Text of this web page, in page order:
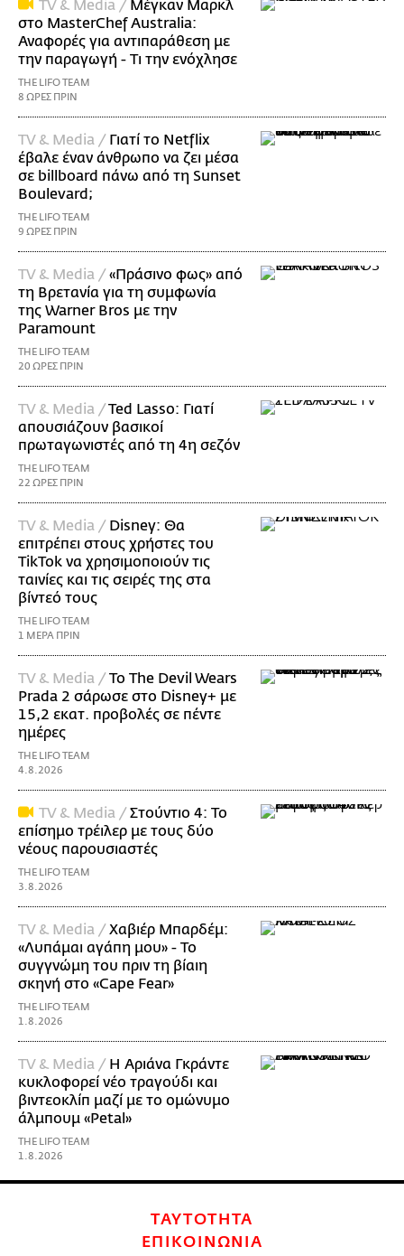
TV & Media / Μέγκαν Μαρκλ
στο MasterChef Australia:
Αναφορές για αντιπαράθεση με
την παραγωγή - Τι την ενόχλησε
THE LIFO TEAM
8 ΩΡΕΣ ΠΡΙΝ
TV & Media / Γιατί το Netflix
έβαλε έναν άνθρωπο να ζει μέσα
σε billboard πάνω από τη Sunset
Boulevard;
THE LIFO TEAM
9 ΩΡΕΣ ΠΡΙΝ
TV & Media /«Πράσινο φως» από
τη Βρετανία για τη συμφωνία
της Warner Bros με την
Paramount
THE LIFO TEAM
20 ΩΡΕΣ ΠΡΙΝ
TV & Media /Ted Lasso: Γιατί
απουσιάζουν βασικοί
πρωταγωνιστές από τη 4η σεζόν
THE LIFO TEAM
22 ΩΡΕΣ ΠΡΙΝ
TV & Media / Disney: Θα
επιτρέπει στους χρήστες του
TikTok να χρησιμοποιούν τις
ταινίες και τις σειρές της στα
βίντεό τους
THE LIFO TEAM
1 ΜΕΡΑ ΠΡΙΝ
TV & Media /Το The Devil Wears
Prada 2 σάρωσε στo Disney+ με
15,2 εκατ. προβολές σε πέντε
ημέρες
THE LIFO TEAM
4.8.2026
TV & Media /Στούντιο 4: Το
επίσημο τρέιλερ με τους δύο
νέους παρουσιαστές
THE LIFO TEAM
3.8.2026
TV & Media /Χαβιέρ Μπαρδέμ:
«Λυπάμαι αγάπη μου» - Το
συγγνώμη του πριν τη βίαιη
σκηνή στο «Cape Fear»
THE LIFO TEAM
1.8.2026
TV & Media / Η Αριάνα Γκράντε
κυκλοφορεί νέο τραγούδι και
βιντεοκλίπ μαζί με το ομώνυμο
άλμπουμ «Petal»
THE LIFO TEAM
1.8.2026
ΤΑΥΤΟΤΗΤΑ
ΕΠΙΚΟΙΝΩΝΙΑ